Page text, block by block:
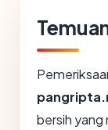
bersih